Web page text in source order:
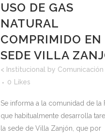
USO DE GAS
NATURAL
COMPRIMIDO EN
SEDE VILLA
< Institucional by Comunicación
0 Likes
Se informa a la comunidad de la
que habitualmente desarrolla
la sede de Villa Zanjón, que por